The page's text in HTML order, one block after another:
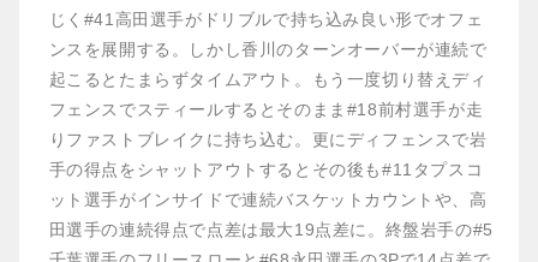
じく#41高田選手がドリブルで持ち込み良い形でオフェ
ンスを展開する。しかし香川のターンオーバーが連続で
起こるとたまらずタイムアウト。もう一度切り替えディ
フェンスでスティールするとそのまま#18前村選手が走
りファストブレイクに持ち込む。更にディフェンスで岩
手の得点をシャットアウトするとその後も#11タプスコ
ット選手がインサイドで連続バスケットカウントや、高
田選手の連続得点で点差は最大19点差に。終盤岩手の#5